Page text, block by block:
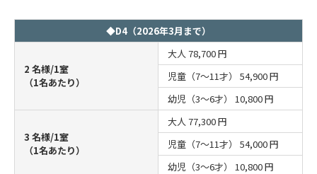
◆D4（2026年3月まで）
2 名様/1室
（1名あたり）
大人 78,700 円
児童（7～11才） 54,900 円
幼児（3～6才） 10,800 円
3 名様/1室
（1名あたり）
大人 77,300 円
児童（7～11才） 54,000 円
幼児（3～6才） 10,800 円